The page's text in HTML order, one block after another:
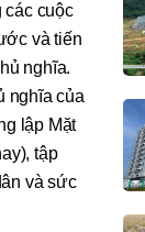
các cuộc
và tiến
nghĩa.
nghĩa của
lập Mặt
tập
và sức